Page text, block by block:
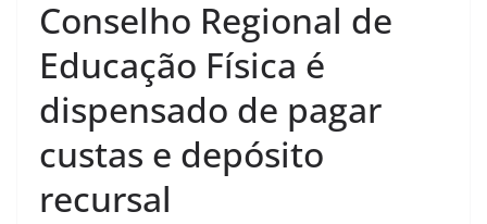
Conselho Regional de
Educação Física é
dispensado de pagar
custas e depósito
recursal